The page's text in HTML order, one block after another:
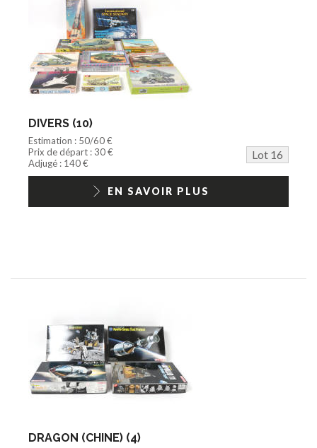
DIVERS (10)
Estimation : 50/60 €
Prix de départ : 30 €
Lot 16
Adjugé : 140 €
EN SAVOIR PLUS
DRAGON (CHINE) (4)